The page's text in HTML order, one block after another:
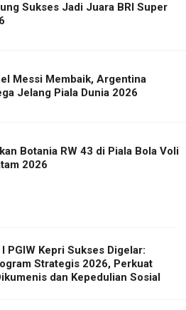
Sukses Jadi Juara BRI Super
Messi Membaik, Argentina
Jelang Piala Dunia 2026
Botania RW 43 di Piala Bola Voli
2026
PGIW Kepri Sukses Digelar:
Strategis 2026, Perkuat
dan Kepedulian Sosial